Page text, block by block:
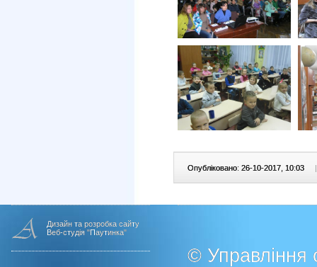
Опубліковано: 26-10-2017, 10:03 |
Дизайн та розробка сайту
Веб-студія "Паутинка"
© Управління